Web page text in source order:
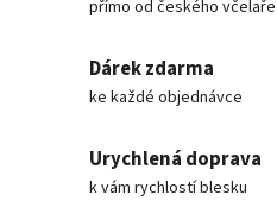
přímo od českého včelaře
Dárek zdarma
ke každé objednávce
Urychlená doprava
k vám rychlostí blesku